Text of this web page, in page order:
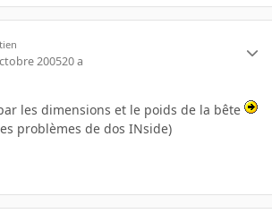
200520 a
les dimensions et le poids de la bête
problèmes de dos INside)